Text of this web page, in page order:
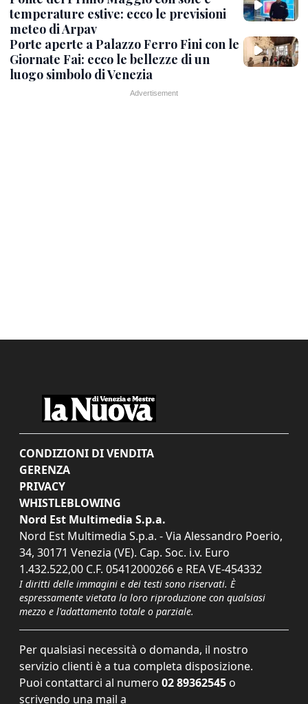
temperature estive: ecco le previsioni
meteo di Arpav
Porte aperte a Palazzo Ferro Fini con le
Giornate Fai: ecco le bellezze di un
luogo simbolo di Venezia
CONDIZIONI DI VENDITA
GERENZA
PRIVACY
WHISTLEBLOWING
Nord Est Multimedia S.p.a.
Nord Est Multimedia S.p.a. - Via Alessandro Poerio,
34, 30171 Venezia (VE). Cap. Soc. i.v. Euro
1.432.522,00 C.F. 05412000266 e REA VE-454332
I diritti delle immagini e dei testi sono riservati. È
espressamente vietata la loro riproduzione con qualsiasi
mezzo e l'adattamento totale o parziale.
Per qualsiasi necessità o domanda, il nostro
servizio clienti è a tua completa disposizione.
Puoi contattarci al numero 02 89362545 o
scrivendo una mail a